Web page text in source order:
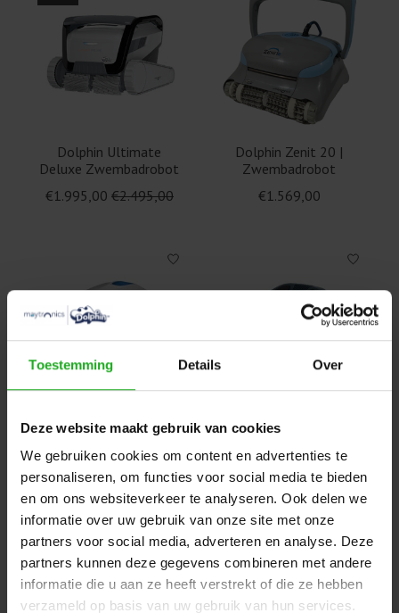
Toestemming Details Over
Deze website maakt gebruik van cookies
We gebruiken cookies om content en advertenties te
personaliseren, om functies voor social media te bieden
en om ons websiteverkeer te analyseren. Ook delen we
informatie over uw gebruik van onze site met onze
partners voor social media, adverteren en analyse. Deze
partners kunnen deze gegevens combineren met andere
informatie die u aan ze heeft verstrekt of die ze hebben
verzameld op basis van uw gebruik van hun services.
Dolphin Ultimate
Deluxe Zwembadrobot
€1.995,00 €2.495,00
Dolphin Zenit 20 |
Zwembadrobot
€1.569,00
Dolphin S100
Zwembadrobot
Dolphin EON 100
Draadloos
€0,00